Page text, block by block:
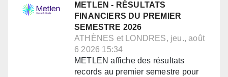
METLEN - RÉSULTATS
FINANCIERS DU PREMIER
SEMESTRE 2026
ATHÈNES et LONDRES, jeu., août
6 2026 15:34
METLEN affiche des résultats
records au premier semestre pour